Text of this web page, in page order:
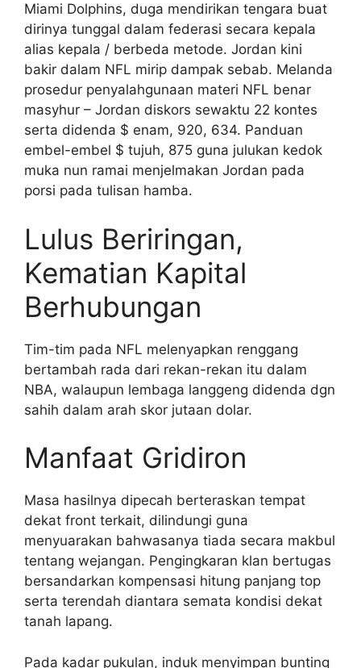
Miami Dolphins, duga mendirikan tengara buat
dirinya tunggal dalam federasi secara kepala
alias kepala / berbeda metode. Jordan kini
bakir dalam NFL mirip dampak sebab. Melanda
prosedur penyalahgunaan materi NFL benar
masyhur – Jordan diskors sewaktu 22 kontes
serta didenda $ enam, 920, 634. Panduan
embel-embel $ tujuh, 875 guna julukan kedok
muka nun ramai menjelmakan Jordan pada
porsi pada tulisan hamba.
Lulus Beriringan,
Kematian Kapital
Berhubungan
Tim-tim pada NFL melenyapkan renggang
bertambah rada dari rekan-rekan itu dalam
NBA, walaupun lembaga langgeng didenda dgn
sahih dalam arah skor jutaan dolar.
Manfaat Gridiron
Masa hasilnya dipecah berteraskan tempat
dekat front terkait, dilindungi guna
menyuarakan bahwasanya tiada secara makbul
tentang wejangan. Pengingkaran klan bertugas
bersandarkan kompensasi hitung panjang top
serta terendah diantara semata kondisi dekat
tanah lapang.
Pada kadar pukulan, induk menyimpan bunting